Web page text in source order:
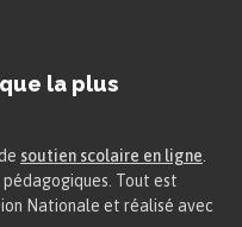
la plus
soutien scolaire en ligne
Tout est
Nationale et réalisé avec